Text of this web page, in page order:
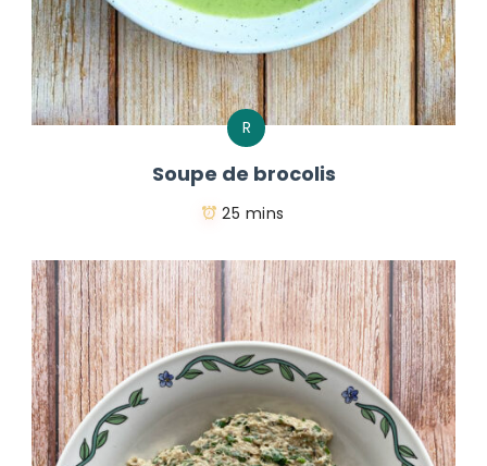
R
Soupe de brocolis
25 mins